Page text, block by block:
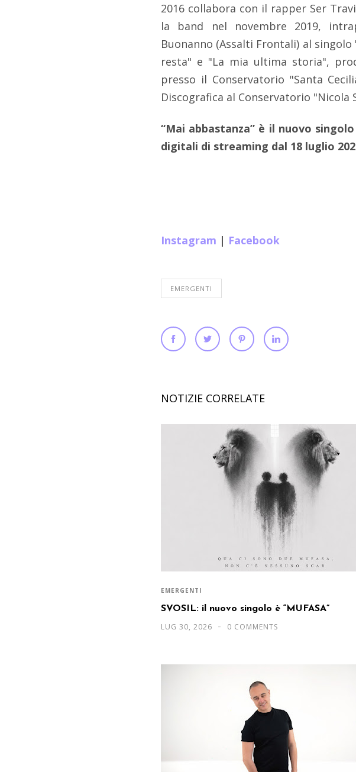
2016 collabora con il rapper Ser
la band nel novembre 2019,
Buonanno (Assalti Frontali) al
resta" e "La mia ultima storia",
presso il Conservatorio "Santa
Discografica al Conservatorio "Nicola
“Mai abbastanza” è il nuovo
digitali di streaming dal 18 luglio
Instagram | Facebook
EMERGENTI
NOTIZIE CORRELATE
EMERGENTI
SVOSIL: il nuovo singolo è “MUFASA”
LUG 30, 2026 0 COMMENTS